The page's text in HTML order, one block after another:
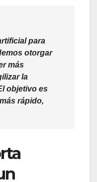
para
otorgar
más
la
objetivo es
rápido,